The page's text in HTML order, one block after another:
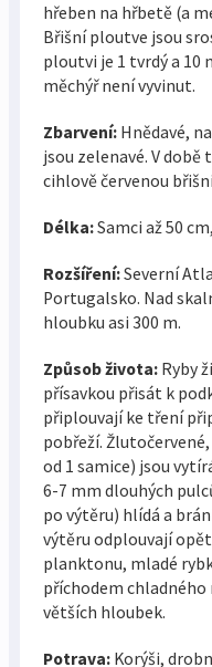
hřeben na hřbetě (a
Břišní ploutve jsou
ploutvi je 1 tvrdý a 10
měchýř není vyvinut.
Zbarvení:Hnědavé,
jsou zelenavé. V
cihlově červenou
Délka:Samci až 50
Rozšíření:Severní
Portugalsko. Nad
hloubku asi 300 m.
Způsob života:Ryby
přísavkou přisát k
připlouvají ke tření
pobřeží.
od 1 samice) jsou
6-7 mm dlouhých
po výtěru) hlídá a
výtěru odplouvají
planktonu, mladé
příchodem
větších hloubek.
Potrava:Korýši,